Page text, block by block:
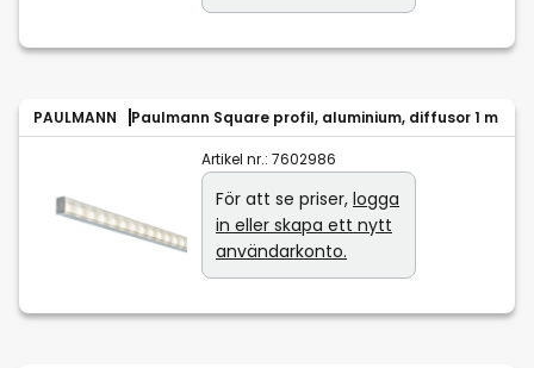
PAULMANN Paulmann Square profil, aluminium, diffusor 1 m
Artikel nr.: 7602986
För att se priser, logga
in eller skapa ett nytt
användarkonto.